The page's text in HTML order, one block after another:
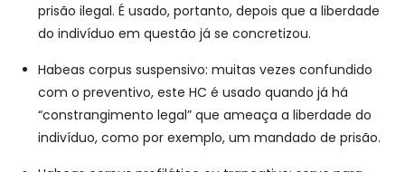
prisão ilegal. É usado, portanto, depois que a liberdade
do indivíduo em questão já se concretizou.
Habeas corpus suspensivo: muitas vezes confundido
com o preventivo, este HC é usado quando já há
“constrangimento legal” que ameaça a liberdade do
indivíduo, como por exemplo, um mandado de prisão.